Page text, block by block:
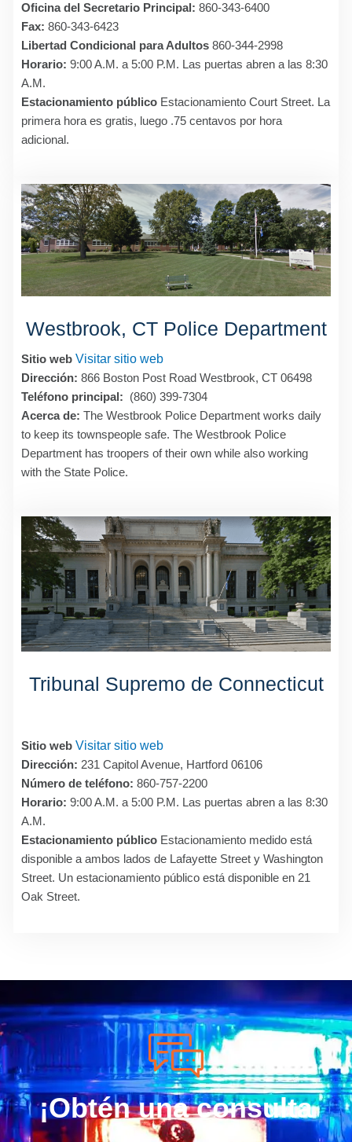
Oficina del Secretario Principal: 860-343-6400
Fax: 860-343-6423
Libertad Condicional para Adultos 860-344-2998
Horario: 9:00 A.M. a 5:00 P.M. Las puertas abren a las 8:30
A.M.
Estacionamiento público Estacionamiento Court Street. La
primera hora es gratis, luego .75 centavos por hora
adicional.
Westbrook, CT Police Department
Sitio web Visitar sitio web
Dirección: 866 Boston Post Road Westbrook, CT 06498
Teléfono principal: (860) 399-7304
Acerca de: The Westbrook Police Department works daily
to keep its townspeople safe. The Westbrook Police
Department has troopers of their own while also working
with the State Police.
Tribunal Supremo de Connecticut
Sitio web Visitar sitio web
Dirección: 231 Capitol Avenue, Hartford 06106
Número de teléfono: 860-757-2200
Horario: 9:00 A.M. a 5:00 P.M. Las puertas abren a las 8:30
A.M.
Estacionamiento público Estacionamiento medido está
disponible a ambos lados de Lafayette Street y Washington
Street. Un estacionamiento público está disponible en 21
Oak Street.
¡Obtén una consulta